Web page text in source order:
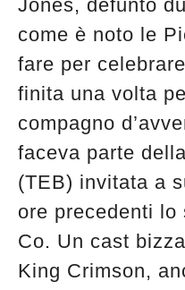
Jones, defunto
come è noto le
fare per
finita una volta
compagno
faceva parte
(TEB) invitata a
ore precedenti lo
Co. Un cast
King Crimson,